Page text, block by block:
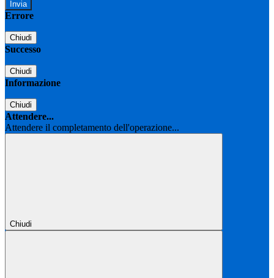
Errore
Chiudi
Successo
Chiudi
Informazione
Chiudi
Attendere...
Attendere il completamento dell'operazione...
Chiudi